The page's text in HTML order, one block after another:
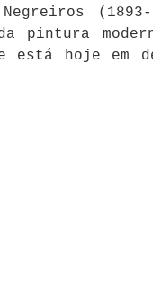
(1893-
pintura
hoje em